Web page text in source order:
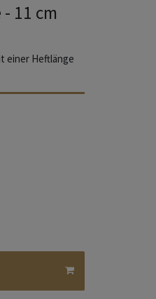
11 cm
einer Heftlänge